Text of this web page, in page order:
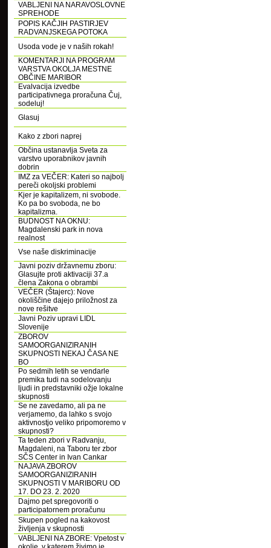
VABLJENI NA NARAVOSLOVNE
SPREHODE
POPIS KAČJIH PASTIRJEV
RADVANJSKEGA POTOKA
Usoda vode je v naših rokah!
KOMENTARJI NA PROGRAM
VARSTVA OKOLJA MESTNE
OBČINE MARIBOR
Evalvacija izvedbe
participativnega proračuna Čuj,
sodeluj!
Glasuj
Kako z zbori naprej
Občina ustanavlja Sveta za
varstvo uporabnikov javnih
dobrin
IMZ za VEČER: Kateri so najbolj
pereči okoljski problemi
Kjer je kapitalizem, ni svobode.
Ko pa bo svoboda, ne bo
kapitalizma.
BUDNOST NA OKNU:
Magdalenski park in nova
realnost
Vse naše diskriminacije
Javni poziv državnemu zboru:
Glasujte proti aktivaciji 37.a
člena Zakona o obrambi
VEČER (Štajerc): Nove
okoliščine dajejo priložnost za
nove rešitve
Javni Poziv upravi LIDL
Slovenije
ZBOROV
SAMOORGANIZIRANIH
SKUPNOSTI NEKAJ ČASA NE
BO
Po sedmih letih se vendarle
premika tudi na sodelovanju
ljudi in predstavniki ožje lokalne
skupnosti
Se ne zavedamo, ali pa ne
verjamemo, da lahko s svojo
aktivnostjo veliko pripomoremo v
skupnosti?
Ta teden zbori v Radvanju,
Magdaleni, na Taboru ter zbor
SČS Center in Ivan Cankar
NAJAVA ZBOROV
SAMOORGANIZIRANIH
SKUPNOSTI V MARIBORU OD
17. DO 23. 2. 2020
Dajmo pet spregovoriti o
participatornem proračunu
Skupen pogled na kakovost
življenja v skupnosti
VABLJENI NA ZBORE: Vpetost v